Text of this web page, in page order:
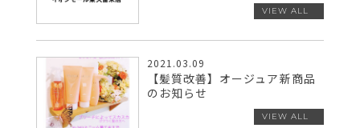
2021.03.09
【髪質改善】オージュア新商品
のお知らせ